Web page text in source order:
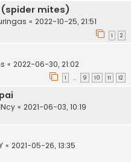
mites)
« 2022-10-25, 21:51
1 2
« 2022-06-30, 21:02
1 … 9 10 11 12
« 2021-06-03, 10:19
« 2021-05-26, 13:35